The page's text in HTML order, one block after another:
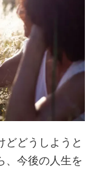
どどうしようと
、今後の人生を